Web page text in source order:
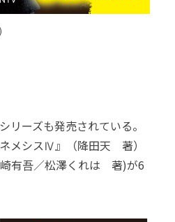
ーズも発売されている。
メシスⅣ』（降田天 著）
有吾／松澤くれは 著)が6